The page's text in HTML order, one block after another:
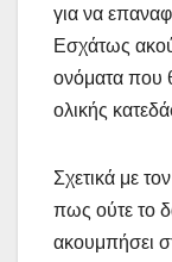
για να
Εσχάτως
ονόματα που
ολικής
Σχετικά με
πως ούτε το
ακουμπήσει